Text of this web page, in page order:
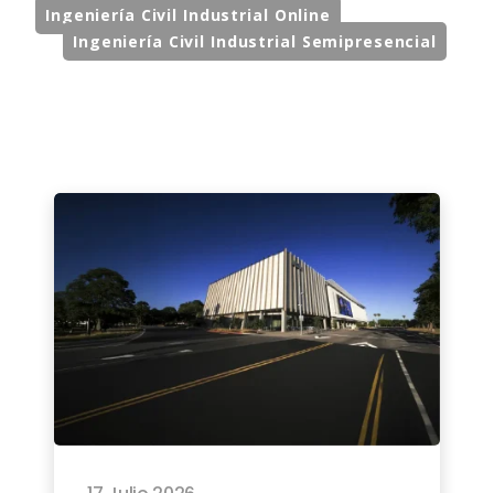
Ingeniería Civil Industrial Online
Ingeniería Civil Industrial Semipresencial